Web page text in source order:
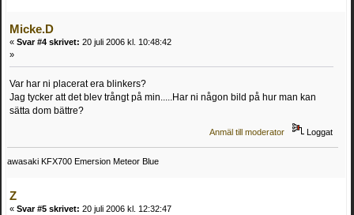
Micke.D
« Svar #4 skrivet: 20 juli 2006 kl. 10:48:42
»
Var har ni placerat era blinkers?
Jag tycker att det blev trångt på min.....Har ni någon bild på hur man kan
sätta dom bättre?
Anmäl till moderator Loggat
awasaki KFX700 Emersion Meteor Blue
Z
« Svar #5 skrivet: 20 juli 2006 kl. 12:32:47